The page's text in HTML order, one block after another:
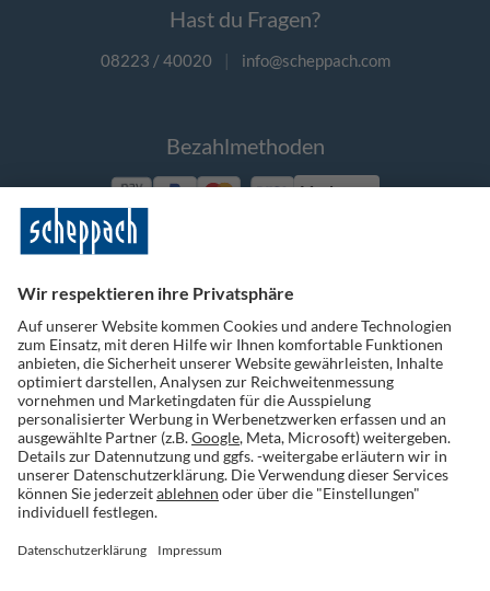
Hast du Fragen?
08223 / 40020 | info@scheppach.com
Bezahlmethoden
Vorkasse
Folge uns auf Social Media